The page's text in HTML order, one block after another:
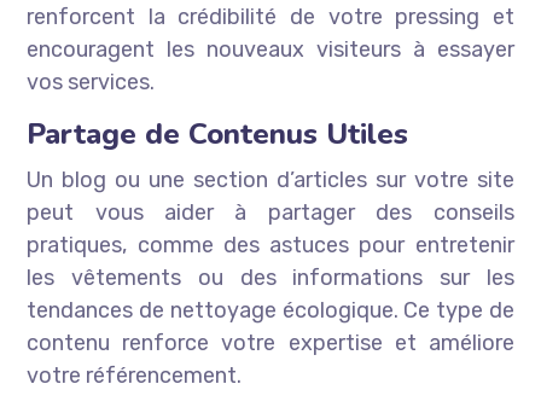
renforcent la crédibilité de votre pressing et
encouragent les nouveaux visiteurs à essayer
vos services.
Partage de Contenus Utiles
Un blog ou une section d’articles sur votre site
peut vous aider à partager des conseils
pratiques, comme des astuces pour entretenir
les vêtements ou des informations sur les
tendances de nettoyage écologique. Ce type de
contenu renforce votre expertise et améliore
votre référencement.